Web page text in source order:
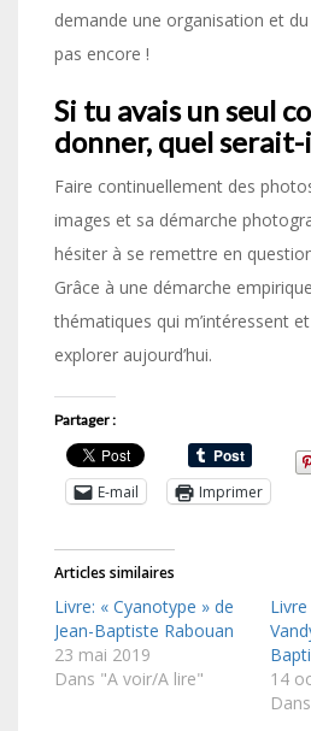
demande une organisation et du
pas encore !
Si tu avais un seul
donner, quel serait-
Faire continuellement des
images et sa démarche
hésiter à se remettre en
Grâce à une démarche
thématiques qui m’intéressent
explorer aujourd’hui.
Partager :
E-mail
Imprimer
Articles similaires
Livre: « Cyanotype » de
Jean-Baptiste Rabouan
23 mai 2019
Dans "A voir/A lire"
14